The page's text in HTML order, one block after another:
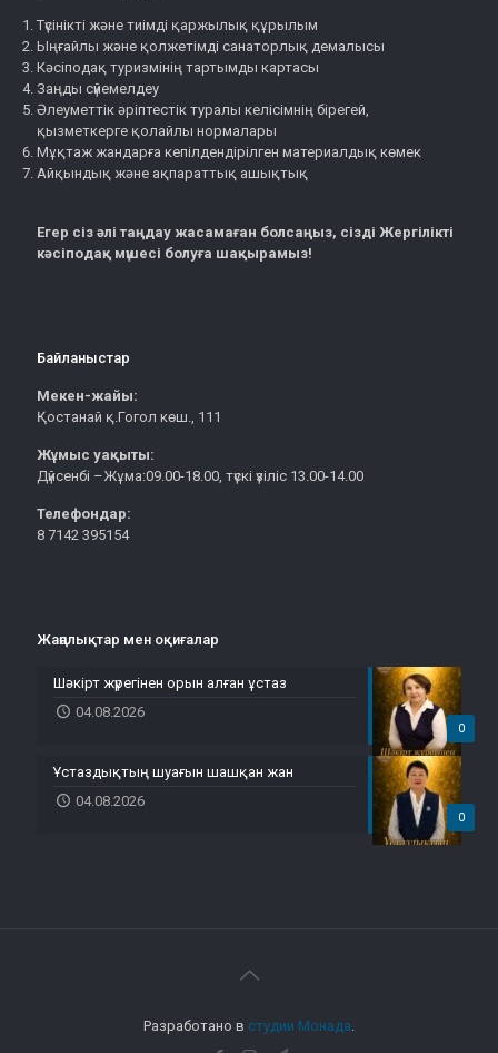
Түсінікті және тиімді қаржылық құрылым
Ыңғайлы және қолжетімді санаторлық демалысы
Кәсіподақ туризмінің тартымды картасы
Заңды сүйемелдеу
Әлеуметтік әріптестік туралы келісімнің бірегей,
қызметкерге қолайлы нормалары
Мұқтаж жандарға кепілдендірілген материалдық көмек
Айқындық және ақпараттық ашықтық
Егер сіз әлі таңдау жасамаған болсаңыз, сізді Жергілікті
кәсіподақ мүшесі болуға шақырамыз!
Байланыстар
Мекен-жайы:
Қостанай қ.Гогол көш., 111
Жұмыс уақыты:
Дүйсенбі –Жұма:09.00-18.00, түскі үзіліс 13.00-14.00
Телефондар:
8 7142 395154
Жаңалықтар мен оқиғалар
0
Шәкірт жүрегінен орын алған ұстаз
04.08.2026
0
Ұстаздықтың шуағын шашқан жан
04.08.2026
Разработано в студии Монада.